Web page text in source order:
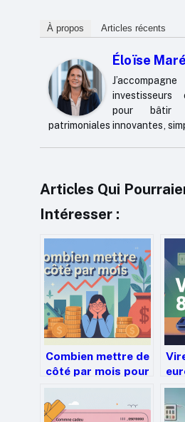
À propos Articles récents
Éloïse
investisseurs
pour bâtir
patrimoniales innovantes,
Articles Qui
Intéresser :
Combien mettre de
côté par mois pour
sereinement